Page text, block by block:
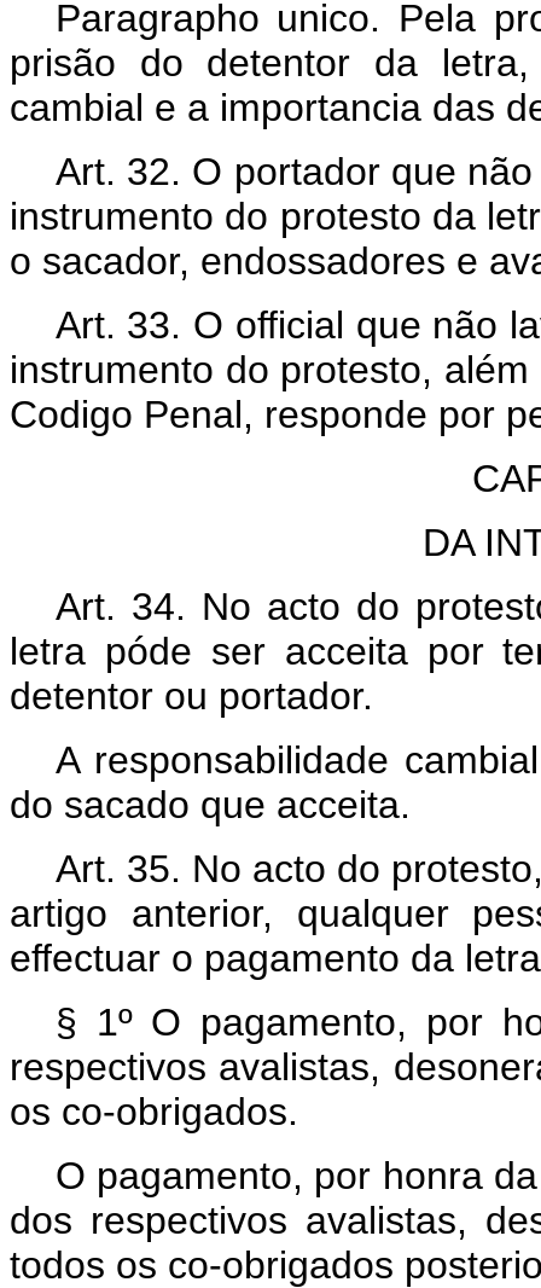
Paragrapho unico. Pela
prisão do detentor da
cambial e a importancia das
Art. 32. O portador que
instrumento do protesto da
o sacador, endossadores e
Art. 33. O official que não
instrumento do protesto,
Codigo Penal, responde por
DA
Art. 34. No acto do
letra póde ser acceita por
detentor ou portador.
A responsabilidade
do sacado que acceita.
Art. 35. No acto do
artigo anterior, qualquer
effectuar o pagamento da
§ 1º O pagamento, por
respectivos avalistas,
os co-obrigados.
O pagamento, por honra
dos respectivos avalistas,
todos os co-obrigados